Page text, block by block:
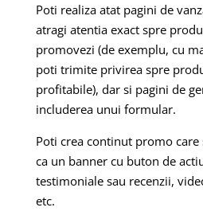
Poti realiza atat pagini de
atragi atentia exact spre
promovezi (de exemplu, cu
poti trimite privirea spre
profitabile), dar si pagini de
includerea unui formular.
Poti crea continut promo care
ca un banner cu buton de
testimoniale sau recenzii,
etc.